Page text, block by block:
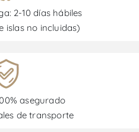
2-10 días hábiles
islas no incluidas)
asegurado
de transporte